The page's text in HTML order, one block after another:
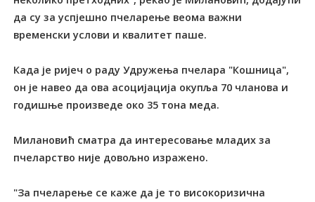
да су за успјешно пчеларење веома важни
временски услови и квалитет паше.
Када је ријеч о раду Удружења пчелара "Кошница",
он је навео да ова асоцијација окупља 70 чланова и
годишње произведе око 35 тона меда.
Милановић сматра да интересовање младих за
пчеларство није довољно изражено.
"За пчеларење се каже да је то високоризична